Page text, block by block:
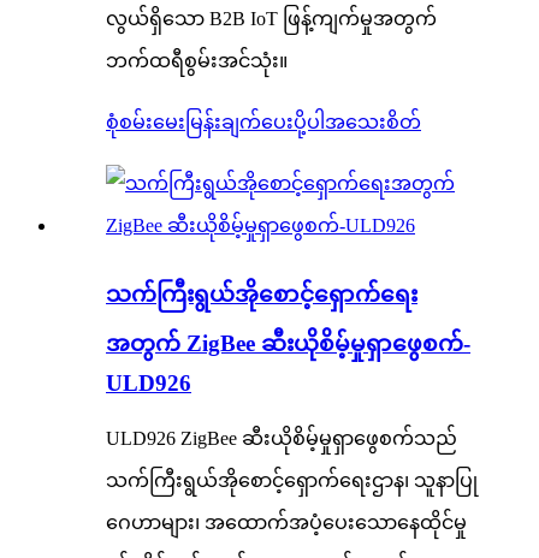
လွယ်ရှိသော B2B IoT ဖြန့်ကျက်မှုအတွက်
ဘက်ထရီစွမ်းအင်သုံး။
စုံစမ်းမေးမြန်းချက်ပေးပို့ပါ အသေးစိတ်
သက်ကြီးရွယ်အိုစောင့်ရှောက်ရေး
အတွက် ZigBee ဆီးယိုစိမ့်မှုရှာဖွေစက်-
ULD926
ULD926 ZigBee ဆီးယိုစိမ့်မှုရှာဖွေစက်သည်
သက်ကြီးရွယ်အိုစောင့်ရှောက်ရေးဌာန၊ သူနာပြု
ဂေဟာများ၊ အထောက်အပံ့ပေးသောနေထိုင်မှု